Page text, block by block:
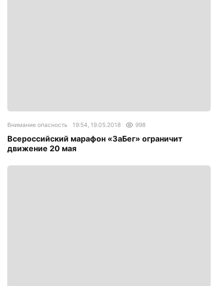
Внимание опасность 19:54, 19.05.2018 998
Всероссийский марафон «ЗаБег» ограничит
движение 20 мая